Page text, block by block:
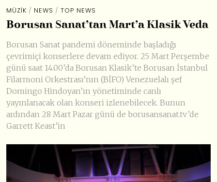
MÜZIK / NEWS / TOP NEWS
Borusan Sanat’tan Mart’a Klasik Veda
Borusan Sanat pandemi döneminde başladığı
çevrimiçi konserlere devam ediyor. 25 Mart Perşembe
günü saat 14.00’da Borusan Klasik’te Borusan İstanbul
Filarmoni Orkestrası’nın (BİFO) Venezuelalı şef
Domingo Hindoyan’ın yönetiminde canlı
yayınlanacak olan konseri izlenebilecek. Bunun
ardından 28 Mart Pazar günü de borusansanat.tv’de
Garrett Keast’in